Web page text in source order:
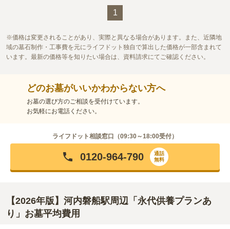
す。宗教の差を気にすることなく誰でも申し込むことが可能で
ところはありません。昼食などをとれるところも近くにありません。しか
し。それはあまり苦になりません。法事の行事も霊園では行わず自宅でや
るようにしております。
1
価格は変更されることがあり、実際と異なる場合があります。また、近隣地
域の墓石制作・工事費を元にライフドット独自で算出した価格が一部含まれて
います。最新の価格等を知りたい場合は、資料請求にてご確認ください。
どのお墓がいいかわからない方へ
お墓の選び方のご相談を受付けています。
お気軽にお電話ください。
ライフドット相談窓口（09:30～18:00受付）
0120-964-790
通話
無料
【2026年版】河内磐船駅周辺「永代供養プランあ
り」お墓平均費用